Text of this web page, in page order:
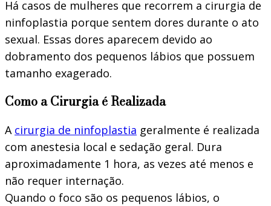
Há casos de mulheres que recorrem a cirurgia de
ninfoplastia porque sentem dores durante o ato
sexual. Essas dores aparecem devido ao
dobramento dos pequenos lábios que possuem
tamanho exagerado.
Como a Cirurgia é Realizada
A cirurgia de ninfoplastia geralmente é realizada
com anestesia local e sedação geral. Dura
aproximadamente 1 hora, as vezes até menos e
não requer internação.
Quando o foco são os pequenos lábios, o